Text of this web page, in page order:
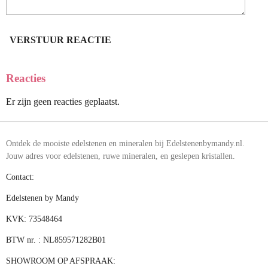
VERSTUUR REACTIE
Reacties
Er zijn geen reacties geplaatst.
Ontdek de mooiste edelstenen en mineralen bij Edelstenenbymandy.nl.
Jouw adres voor edelstenen, ruwe mineralen, en geslepen kristallen.
Contact:
Edelstenen by Mandy
KVK: 73548464
BTW nr. : NL859571282B01
SHOWROOM OP AFSPRAAK: